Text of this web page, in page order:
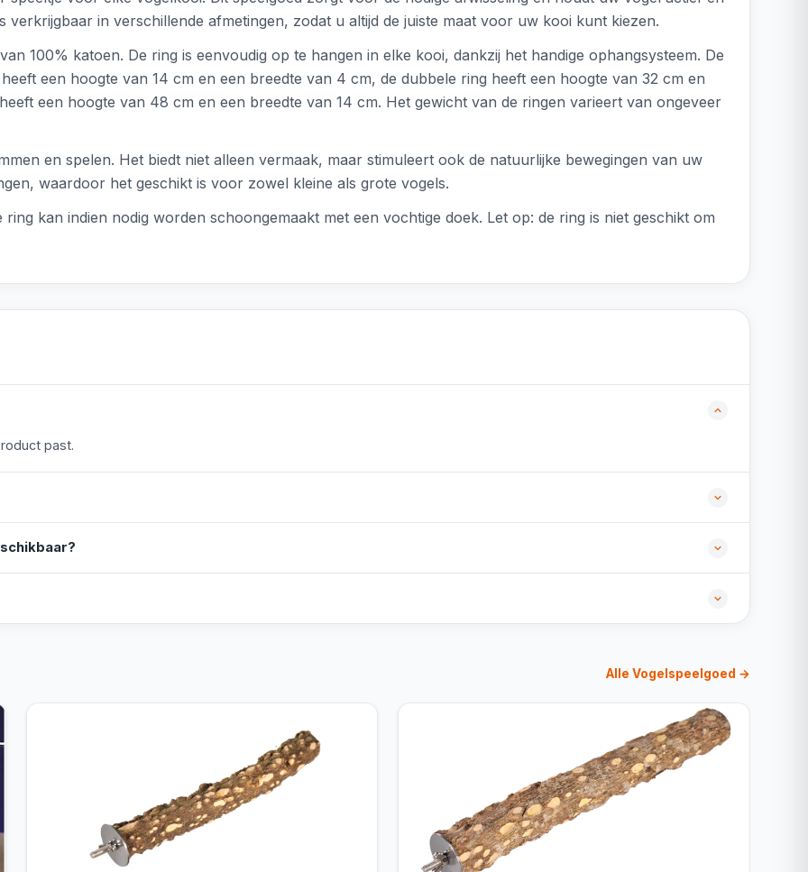
verkrijgbaar in verschillende afmetingen, zodat u altijd de juiste maat voor uw kooi kunt kiezen.
100% katoen. De ring is eenvoudig op te hangen in elke kooi, dankzij het handige ophangsysteem. De
een hoogte van 14 cm en een breedte van 4 cm, de dubbele ring heeft een hoogte van 32 cm en
een hoogte van 48 cm en een breedte van 14 cm. Het gewicht van de ringen varieert van ongeveer
en spelen. Het biedt niet alleen vermaak, maar stimuleert ook de natuurlijke bewegingen van uw
waardoor het geschikt is voor zowel kleine als grote vogels.
kan indien nodig worden schoongemaakt met een vochtige doek. Let op: de ring is niet geschikt om
past.
Alle Vogelspeelgoed →